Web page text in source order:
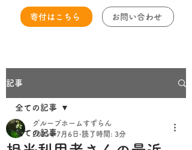
寄付はこちら お問い合わせ
記事
全ての記事
全ての記事
グループホームすずらん
2025年7月6日 読了時間: 3分